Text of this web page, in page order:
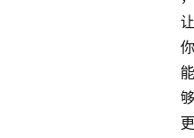
让
你
能
够
更